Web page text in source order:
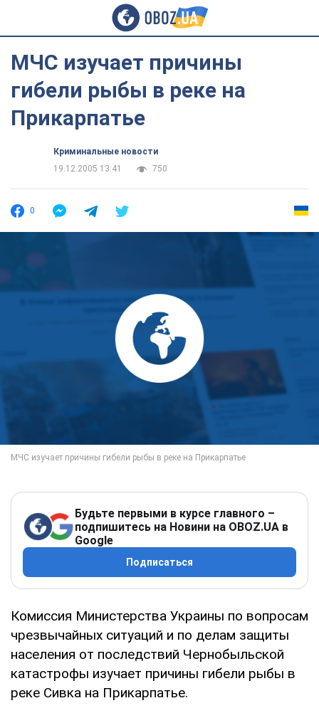
МЧС изучает причины
гибели рыбы в реке на
Прикарпатье
Криминальные новости
19.12.2005 13:41
750
0
Будьте первыми в курсе главного –
подпишитесь на Новини на OBOZ.UA в
Google
Подписаться
Комиссия Министерства Украины по вопросам
чрезвычайных ситуаций и по делам защиты
населения от последствий Чернобыльской
катастрофы изучает причины гибели рыбы в
реке Сивка на Прикарпатье.